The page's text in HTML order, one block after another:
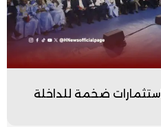
أخنوش: الحكومة جلبت 6 استثمارات ضخمة للداخلة